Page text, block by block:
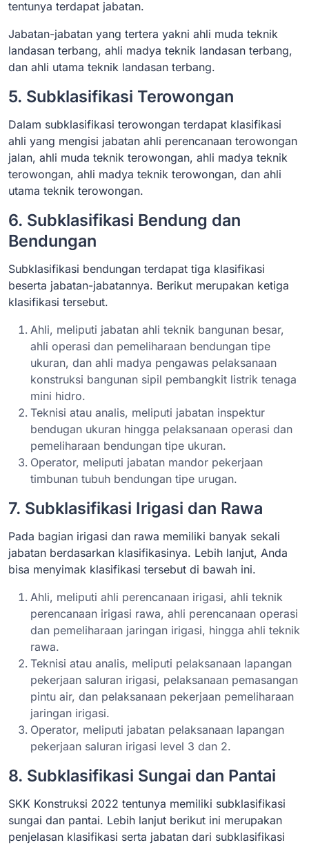
tentunya terdapat jabatan.
Jabatan-jabatan yang tertera yakni ahli muda teknik
landasan terbang, ahli madya teknik landasan terbang,
dan ahli utama teknik landasan terbang.
5. Subklasifikasi Terowongan
Dalam subklasifikasi terowongan terdapat klasifikasi
ahli yang mengisi jabatan ahli perencanaan terowongan
jalan, ahli muda teknik terowongan, ahli madya teknik
terowongan, ahli madya teknik terowongan, dan ahli
utama teknik terowongan.
6. Subklasifikasi Bendung dan
Bendungan
Subklasifikasi bendungan terdapat tiga klasifikasi
beserta jabatan-jabatannya. Berikut merupakan ketiga
klasifikasi tersebut.
Ahli, meliputi jabatan ahli teknik bangunan besar,
ahli operasi dan pemeliharaan bendungan tipe
ukuran, dan ahli madya pengawas pelaksanaan
konstruksi bangunan sipil pembangkit listrik tenaga
mini hidro.
Teknisi atau analis, meliputi jabatan inspektur
bendugan ukuran hingga pelaksanaan operasi dan
pemeliharaan bendungan tipe ukuran.
Operator, meliputi jabatan mandor pekerjaan
timbunan tubuh bendungan tipe urugan.
7. Subklasifikasi Irigasi dan Rawa
Pada bagian irigasi dan rawa memiliki banyak sekali
jabatan berdasarkan klasifikasinya. Lebih lanjut, Anda
bisa menyimak klasifikasi tersebut di bawah ini.
Ahli, meliputi ahli perencanaan irigasi, ahli teknik
perencanaan irigasi rawa, ahli perencanaan operasi
dan pemeliharaan jaringan irigasi, hingga ahli teknik
rawa.
Teknisi atau analis, meliputi pelaksanaan lapangan
pekerjaan saluran irigasi, pelaksanaan pemasangan
pintu air, dan pelaksanaan pekerjaan pemeliharaan
jaringan irigasi.
Operator, meliputi jabatan pelaksanaan lapangan
pekerjaan saluran irigasi level 3 dan 2.
8. Subklasifikasi Sungai dan Pantai
SKK Konstruksi 2022 tentunya memiliki subklasifikasi
sungai dan pantai. Lebih lanjut berikut ini merupakan
penjelasan klasifikasi serta jabatan dari subklasifikasi